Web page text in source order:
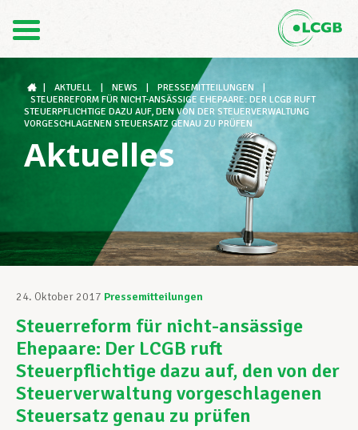
FR
Der LCGB
Gewerkschaftsstrukturen
Unterstützung im Arbeitsalltag
Ihre Rechte
Unterstützung im Privatleben
AKTUELL NEWS PRESSEMITTEILUNGEN
STEUERREFORM FÜR NICHT-ANSÄSSIGE EHEPAARE: DER LCGB RUFT
STEUERPFLICHTIGE DAZU AUF, DEN VON DER STEUERVERWALTUNG
VORGESCHLAGENEN STEUERSATZ GENAU ZU PRÜFEN
Aktuelles
24. Oktober 2017 Pressemitteilungen
Steuerreform für nicht-ansässige
Ehepaare: Der LCGB ruft
Steuerpflichtige dazu auf, den von der
Steuerverwaltung vorgeschlagenen
Steuersatz genau zu prüfen